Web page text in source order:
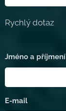
Rychlý dotaz
Jméno a příjmení
E-mail